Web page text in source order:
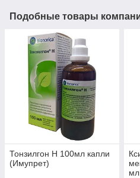
Подобные товары
Тонзилгон Н 100мл капли
(Имупрет)